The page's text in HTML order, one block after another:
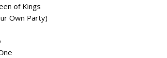
of Kings
Own Party)